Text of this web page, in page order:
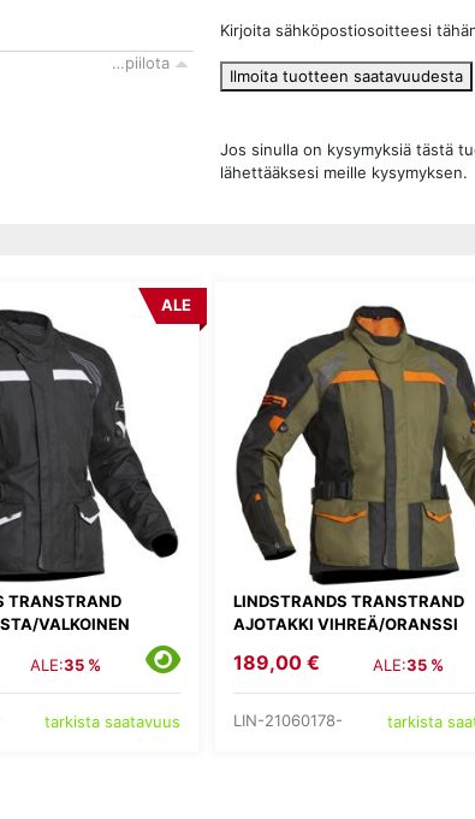
Kirjoita sähköpostiosoitteesi
Ilmoita tuotteen saatavuudesta
Jos sinulla on kysymyksiä tästä
lähettääksesi meille kysymyksen.
…piilota
TRANSTRAND
VALKOINEN
ALE
ALE:35 %
tarkista saatavuus
LINDSTRANDS TRANSTRAND
AJOTAKKI VIHREÄ/ORANSSI
189,00 € ALE:35 %
LIN-21060178- tarkista